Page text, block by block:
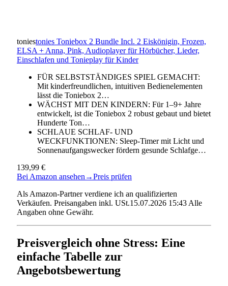
toniestonies Toniebox 2 Bundle Incl. 2 Eiskönigin, Frozen,
ELSA + Anna, Pink, Audioplayer für Hörbücher, Lieder,
Einschlafen und Tonieplay für Kinder
FÜR SELBSTSTÄNDIGES SPIEL GEMACHT:
Mit kinderfreundlichen, intuitiven Bedienelementen
lässt die Toniebox 2…
WÄCHST MIT DEN KINDERN: Für 1–9+ Jahre
entwickelt, ist die Toniebox 2 robust gebaut und bietet
Hunderte Ton…
SCHLAUE SCHLAF- UND
WECKFUNKTIONEN: Sleep-Timer mit Licht und
Sonnenaufgangswecker fördern gesunde Schlafge…
139,99 €
Bei Amazon ansehen →Preis prüfen
Als Amazon-Partner verdiene ich an qualifizierten
Verkäufen. Preisangaben inkl. USt.15.07.2026 15:43 Alle
Angaben ohne Gewähr.
Preisvergleich ohne Stress: Eine
einfache Tabelle zur
Angebotsbewertung